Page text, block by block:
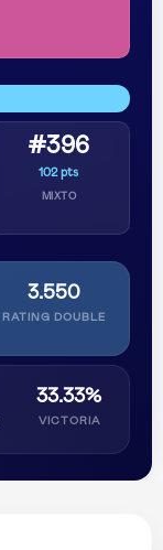
#396
102 pts
MIXTO
3.550
RATING DOUBLE
33.33%
VICTORIA